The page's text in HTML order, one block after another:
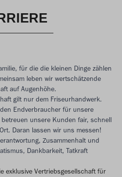
für die die kleinen Dinge zählen
leben wir wertschätzende
auf Augenhöhe.
gilt nur dem Friseurhandwerk.
Endverbraucher für unsere
unsere Kunden fair, schnell
Daran lassen wir uns messen!
Zusammenhalt und
Dankbarkeit, Tatkraft
exklusive Vertriebsgesellschaft für